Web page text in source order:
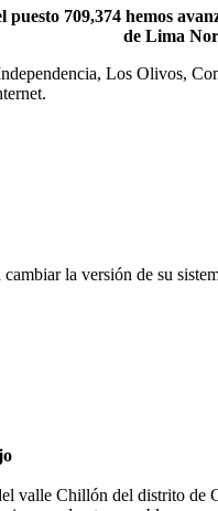
709,374 hemos
de Lima
Los Olivos,
la versión de su
valle Chillón del distrito